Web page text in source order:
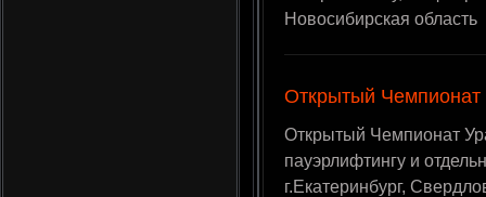
Новосибирская область
Открытый
Открытый Чемпионат
пауэрлифтингу и
г.Екатеринбург,